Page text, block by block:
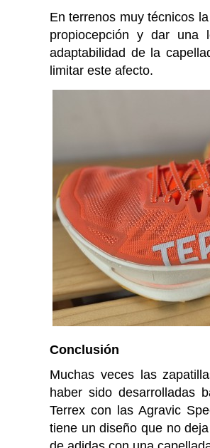
En terrenos muy técnicos
propiocepción y dar una
adaptabilidad de la
limitar este afecto.
Conclusión
Muchas veces las
haber sido desarrolladas
Terrex con las Agravic
tiene un diseño que no